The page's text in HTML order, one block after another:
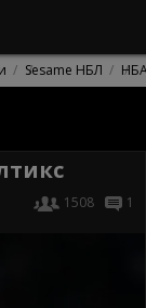
Sesame НБЛ
1508 1